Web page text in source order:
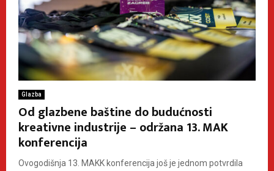
Glazba
Od glazbene baštine do budućnosti
kreativne industrije – održana 13. MAK
konferencija
Ovogodišnja 13. MAKK konferencija još je jednom potvrdila